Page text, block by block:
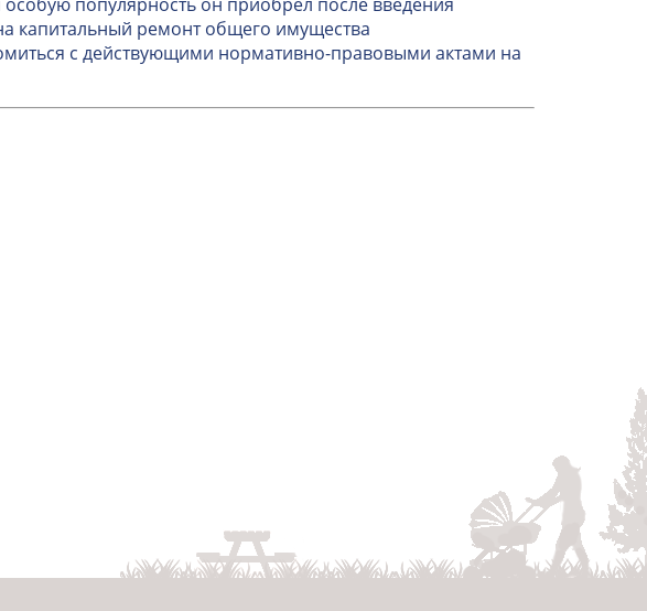
капитальный ремонт общего имущества
с действующими нормативно-правовыми актами на